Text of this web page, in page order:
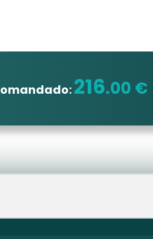
216.00 €